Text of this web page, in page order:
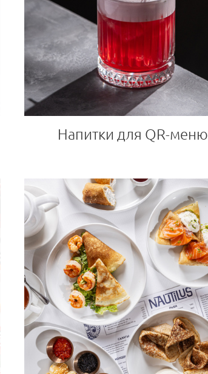
Напитки для QR-меню